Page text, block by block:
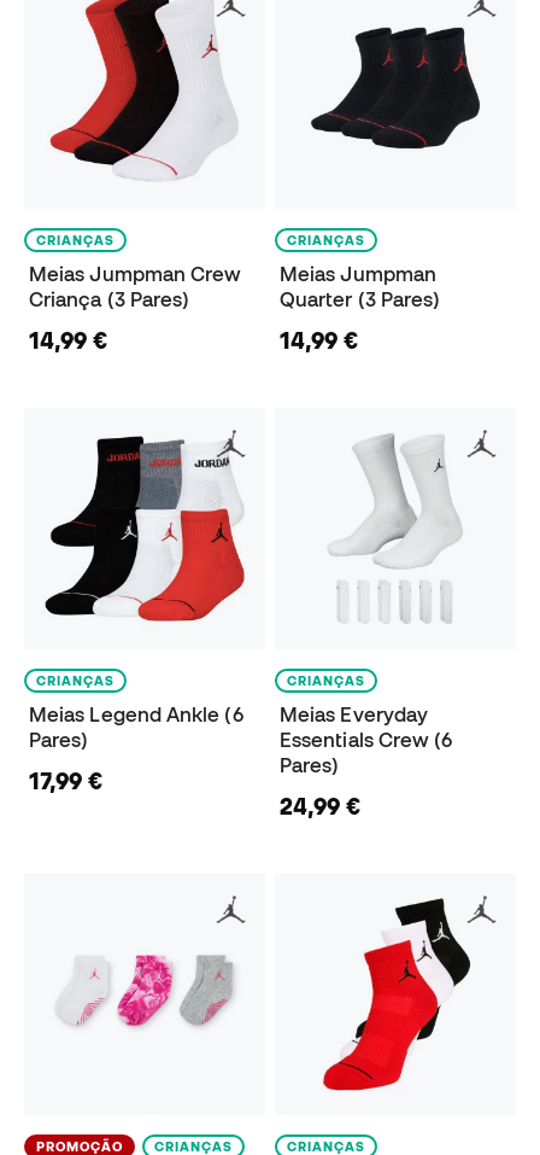
CRIANÇAS
Meias Jumpman Crew
Criança (3 Pares)
14,99 €
CRIANÇAS
Meias Jumpman
Quarter (3 Pares)
14,99 €
CRIANÇAS
Meias Legend Ankle (6
Pares)
17,99 €
CRIANÇAS
Meias Everyday
Essentials Crew (6
Pares)
24,99 €
PROMOÇÃO CRIANÇAS CRIANÇAS